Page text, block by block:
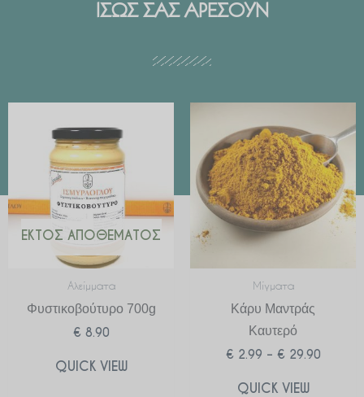
ΙΣΩΣ ΣΑΣ ΑΡΕΣΟΥΝ
ΕΚΤΌΣ ΑΠΟΘΈΜΑΤΟΣ
Αλείμματα
Φυστικοβούτυρο 700g
€ 8.90
QUICK VIEW
Μίγματα
Κάρυ Μαντράς
Καυτερό
€ 2.99 – € 29.90
range:
€ 2.99
through
€ 29.90
QUICK VIEW